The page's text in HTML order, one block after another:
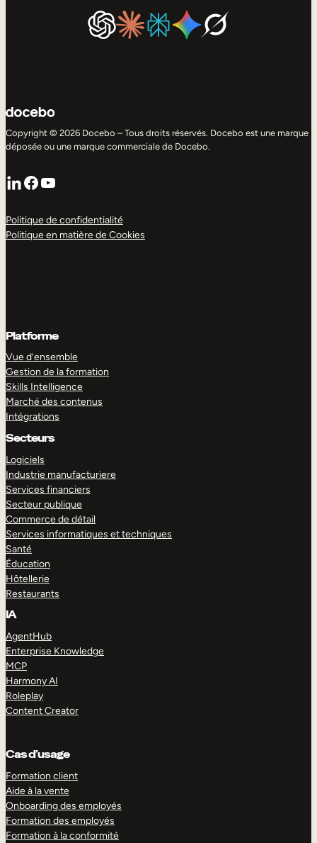
Copyright © 2026 Docebo – Tous droits réservés. Docebo est une marque
déposée ou une marque commerciale de Docebo.
LinkedIn
Facebook
YouTube
Politique de confidentialité
Politique en matière de Cookies
Platforme
Vue d’ensemble
Gestion de la formation
Skills Intelligence
Marché des contenus
Intégrations
Secteurs
Logiciels
Industrie manufacturiere
Services financiers
Secteur publique
Commerce de détail
Services informatiques et techniques
Santé
Éducation
Hôtellerie
Restaurants
IA
AgentHub
Enterprise Knowledge
MCP
Harmony AI
Roleplay
Content Creator
Cas d’usage
Formation client
Aide à la vente
Onboarding des employés
Formation des employés
Formation à la conformité